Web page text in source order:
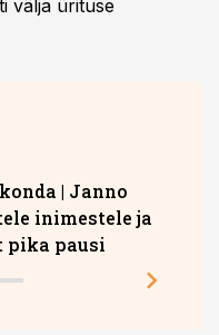
välja ürituse
| Janno
inimestele ja
pika pausi